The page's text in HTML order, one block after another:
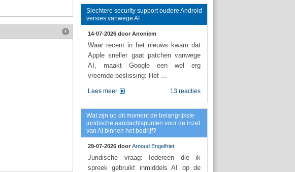
Slechtere security support oudere Android
versies vanwege AI
14-07-2026 door Anoniem
Waar recent in het nieuws kwam dat
Apple sneller gaat patchen vanwege
AI, maakt Google een wel erg
vreemde beslissing: Het ...
13 reacties
Lees meer
Wat zijn op dit moment de belangrijkste
juridische aandachtspunten voor de inzet
van AI binnen het bedrijf?
29-07-2026 door Arnoud Engelfriet
Juridische vraag: Iedereen die ik
spreek gebruikt inmiddels AI op de